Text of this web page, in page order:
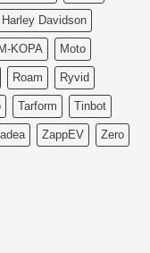
Harley Davidson
M-KOPA Moto
Roam Ryvid
Tarform Tinbot
ZappEV Zero